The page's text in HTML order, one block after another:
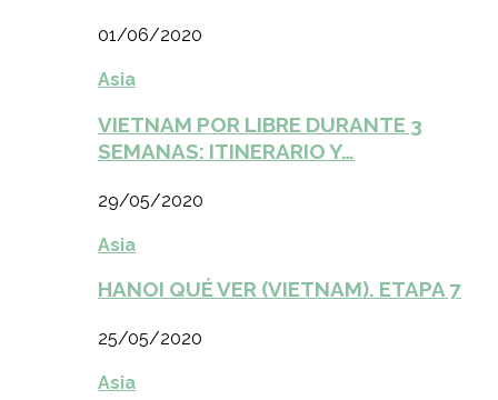
01/06/2020
Asia
VIETNAM POR LIBRE DURANTE 3
SEMANAS: ITINERARIO Y…
29/05/2020
Asia
HANOI QUÉ VER (VIETNAM). ETAPA 7
25/05/2020
Asia